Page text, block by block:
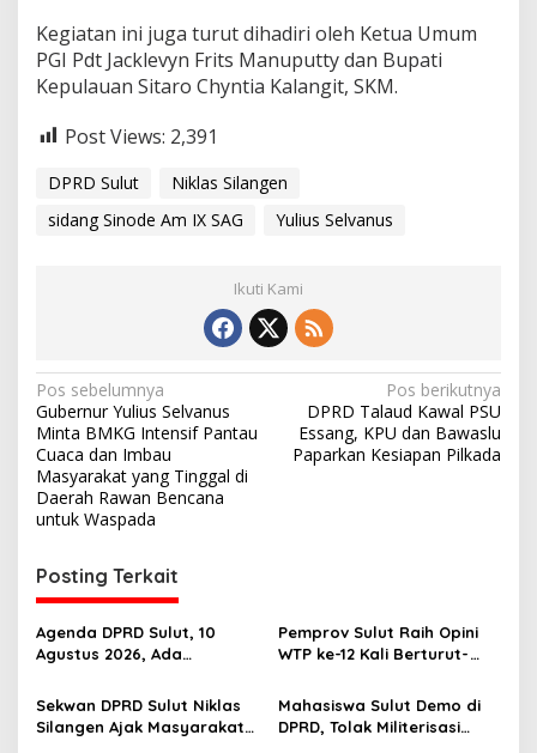
A
G
Kegiatan ini juga turut dihadiri oleh Ketua Umum
PGI Pdt Jacklevyn Frits Manuputty dan Bupati
Kepulauan Sitaro Chyntia Kalangit, SKM.
Post Views: 2,391
DPRD Sulut
Niklas Silangen
sidang Sinode Am IX SAG
Yulius Selvanus
Ikuti Kami
N
a
v
i
g
a
s
i
p
o
s
Pos sebelumnya
Gubernur Yulius Selvanus
Minta BMKG Intensif Pantau
Cuaca dan Imbau
Masyarakat yang Tinggal di
Daerah Rawan Bencana
untuk Waspada
Pos berikutnya
DPRD Talaud Kawal PSU
Essang, KPU dan Bawaslu
Paparkan Kesiapan Pilkada
Posting Terkait
Agenda DPRD Sulut, 10
Agustus 2026, Ada
Penandatanganan KUA-
PPAS 2027 hingga Rapat
Banmus
Pemprov Sulut Raih Opini
WTP ke-12 Kali Berturut-
yang Sehat dan Akuntabel
Sekwan DPRD Sulut Niklas
Silangen Ajak Masyarakat
Mahasiswa Sulut Demo di
DPRD, Tolak Militerisasi